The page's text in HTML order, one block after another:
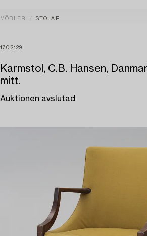
MÖBLER STOLAR
1702129
Karmstol, C.B. Hansen,
mitt.
Auktionen avslutad